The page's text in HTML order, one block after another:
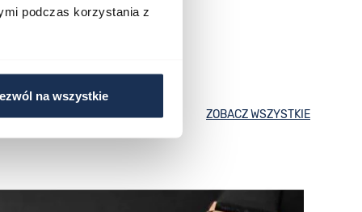
podczas korzystania z
na wszystkie
ZOBACZ WSZYSTKIE